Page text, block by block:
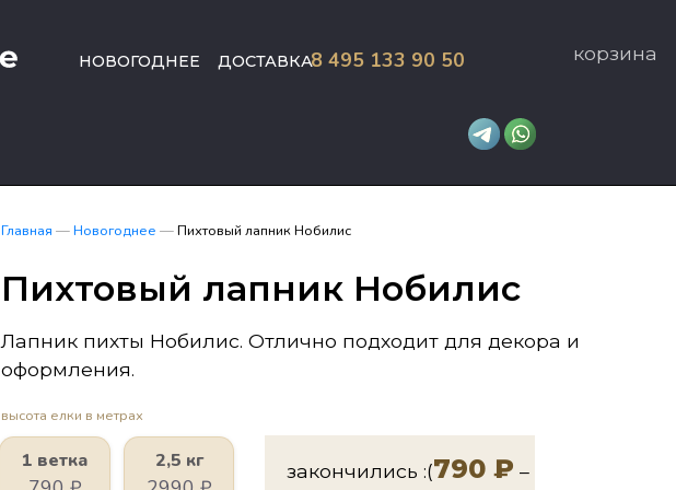
НОВОГОДНЕЕ ДОСТАВКА8 495 133 90 50 корзина
Главная —Новогоднее —Пихтовый лапник Нобилис
Пихтовый лапник Нобилис
Лапник пихты Нобилис. Отлично подходит для декора и
оформления.
высота елки в метрах
1 ветка 2,5 кг 790₽ –